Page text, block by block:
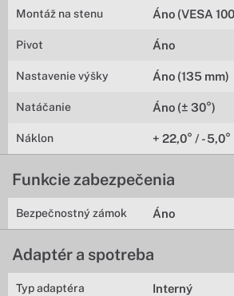
Montáž na stenu Áno (VESA
Pivot Áno
Nastavenie výšky Áno (135 mm)
Natáčanie Áno (± 30°)
Náklon + 22,0° / - 5,0°
Funkcie zabezpečenia
Bezpečnostný zámok Áno
Adaptér a spotreba
Typ adaptéra Interný